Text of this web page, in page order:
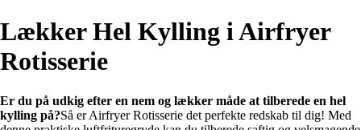
Lækker Hel Kylling i Airfryer
Rotisserie
Er du på udkig efter en nem og lækker måde at tilberede en hel
kylling på?Så er Airfryer Rotisserie det perfekte redskab til dig! Med